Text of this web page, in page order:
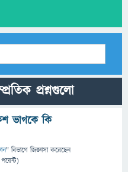
প্রশ্নগুলো
ভাগকে কি
" বিভাগে জিজ্ঞাসাকরেছেন
পয়েন্ট)